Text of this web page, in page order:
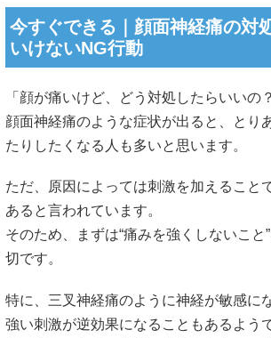
今すぐできる｜顔面神経痛の対
いけないNG行動
「顔が痛いけど、どう対処したらいいの
顔面神経痛のような症状が出ると、とり
たりしたくなる人も多いと思います。
ただ、原因によっては刺激を加えること
あると言われています。
そのため、まずは“痛みを強くしないこと
切です。
特に、三叉神経痛のように神経が敏感に
強い刺激が逆効果になることもあるよう